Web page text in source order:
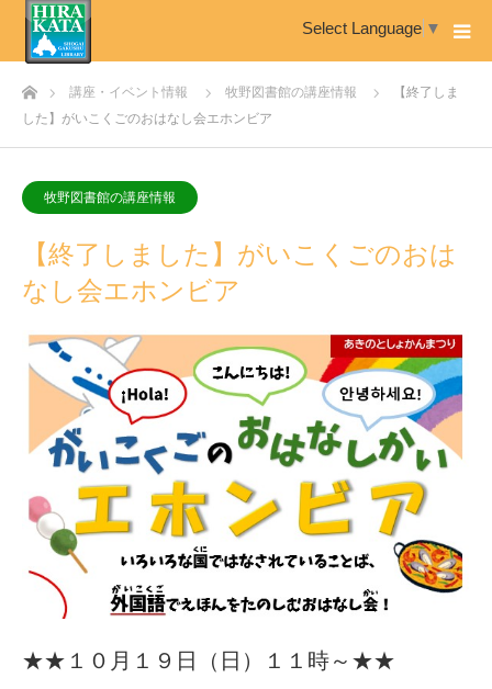
Select Language ▼
ホーム講座・イベント情報 牧野図書館の講座情報
【終了しま
した】がいこくごのおはなし会エホンビア
牧野図書館の講座情報
【終了しました】がいこくごのおは
なし会エホンビア
★★１０月１９日（日）１１時～★★